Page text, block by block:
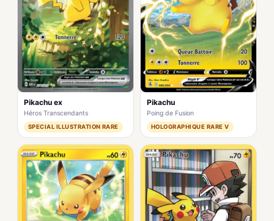
Pikachu ex
Héros Transcendants
SPECIAL ILLUSTRATION RARE
Pikachu
Poing de Fusion
HOLOGRAPHIQUE RARE V